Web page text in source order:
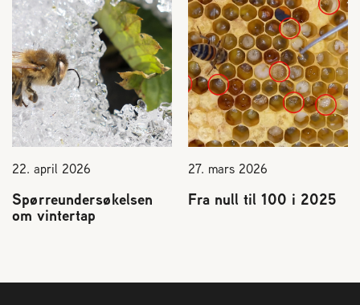
22. april 2026
Spørreundersøkelsen
om vintertap
27. mars 2026
Fra null til 100 i 2025